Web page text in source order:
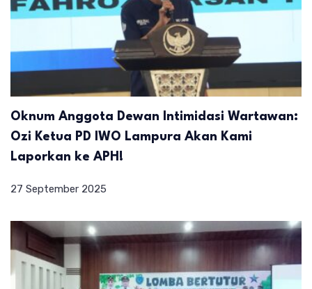
Oknum Anggota Dewan Intimidasi Wartawan:
Ozi Ketua PD IWO Lampura Akan Kami
Laporkan ke APH!
27 September 2025